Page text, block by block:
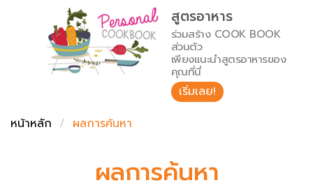
เปรียบเทียบหน่วยการตวง
เปรียบเทียบอุณหภูมิ
เปรียบเทียบน้ำหนักวัตถุดิบ
สร้าง Cookbook
สูตรอาหาร
ร่วมสร้าง COOK BOOK
ส่วนตัว
เพียงแนะนำสูตรอาหารของ
คุณที่นี่
เริ่มเลย!
หน้าหลัก
ผลการค้นหา
ผลการค้นหา